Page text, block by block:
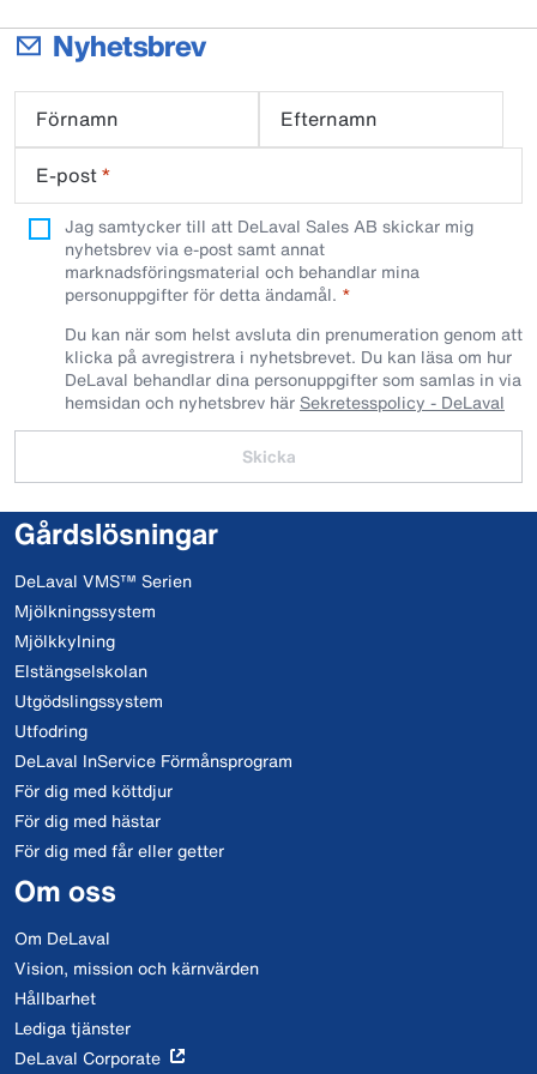
Nyhetsbrev
Förnamn
Efternamn
E-post*
Jag samtycker till att DeLaval Sales AB skickar mig
nyhetsbrev via e-post samt annat
marknadsföringsmaterial och behandlar mina
personuppgifter för detta ändamål.
Du kan när som helst avsluta din prenumeration genom att
klicka på avregistrera i nyhetsbrevet. Du kan läsa om hur
DeLaval behandlar dina personuppgifter som samlas in via
hemsidan och nyhetsbrev här Sekretesspolicy - DeLaval
Skicka
Gårdslösningar
DeLaval VMS™ Serien
Mjölkningssystem
Mjölkkylning
Elstängselskolan
Utgödslingssystem
Utfodring
DeLaval InService Förmånsprogram
För dig med köttdjur
För dig med hästar
För dig med får eller getter
Om oss
Om DeLaval
Vision, mission och kärnvärden
Hållbarhet
Lediga tjänster
DeLaval Corporate